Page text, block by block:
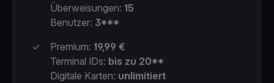
Überweisungen: 15
Benutzer: 3***
✓
Premium: 19,99 €
Terminal IDs: bis zu 20**
Digitale Karten: unlimitiert